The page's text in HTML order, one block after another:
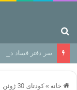
سر دفتر فساد در
خانه » کودتای 30 ژوئن